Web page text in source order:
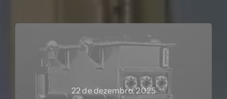
22 de dezembro, 2025